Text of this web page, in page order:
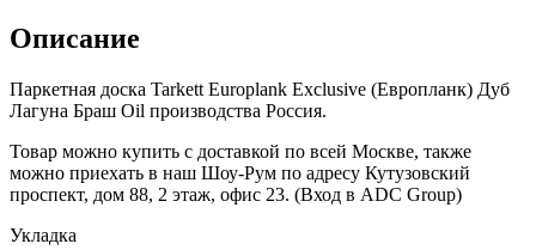
Описание
Паркетная доска Tarkett Europlank Exclusive (Европланк) Дуб
Лагуна Браш Oil производства Россия.
Товар можно купить с доставкой по всей Москве, также
можно приехать в наш Шоу-Рум по адресу Кутузовский
проспект, дом 88, 2 этаж, офис 23. (Вход в ADC Group)
Укладка